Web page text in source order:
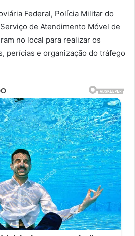
Federal, Polícia Militar do
de Atendimento Móvel de
no local para realizar os
perícias e organização do tráfego